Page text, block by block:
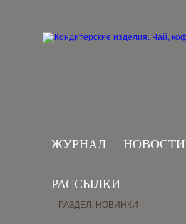
ЖУРНАЛ НОВОСТИ
РАССЫЛКИ
РАЗДЕЛ: НОВИНКИ